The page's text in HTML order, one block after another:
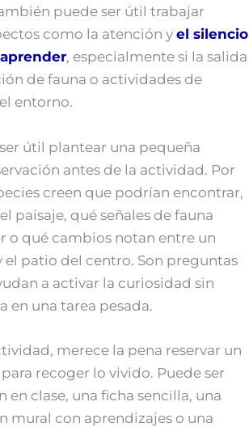
puede ser útil trabajar
como la atención y el silencio
, especialmente si la salida
de fauna o actividades de
entorno.
útil plantear una pequeña
antes de la actividad. Por
creen que podrían encontrar,
paisaje, qué señales de fauna
o qué cambios notan entre un
el patio del centro. Son preguntas
a activar la curiosidad sin
en una tarea pesada.
merece la pena reservar un
recoger lo vivido. Puede ser
en clase, una ficha sencilla, una
mural con aprendizajes o una